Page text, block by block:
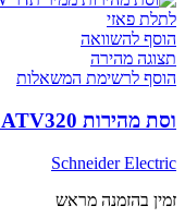
הוסף להשוואה
תצוגה מהירה
הוסף לרשימת המשאלות
וסת מהירות 0.37kW ATV320 חד לתלת
Schneider Electric
זמין בהזמנה מראש